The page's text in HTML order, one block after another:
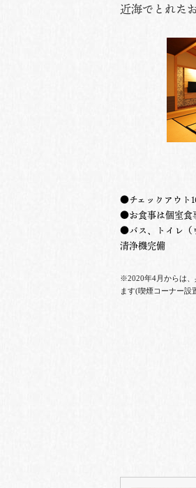
近海でとれた
●チェックアウト
●お食事は個室食
●バス、トイレ（
清浄機完備
※2020年4月からは、
ます(喫煙コーナー設